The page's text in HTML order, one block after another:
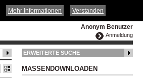
ENGLISH DEUTSCH
Anonym Benutzer
Anmeldung
ERWEITERTE SUCHE
MASSENDOWNLOADEN
Mehr Informationen Verstanden